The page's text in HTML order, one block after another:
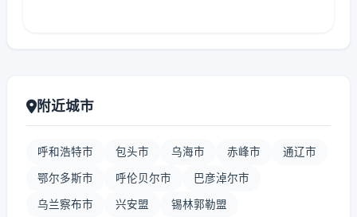
附近城市
呼和浩特市 包头市 乌海市 赤峰市 通辽市
鄂尔多斯市 呼伦贝尔市 巴彦淖尔市
乌兰察布市 兴安盟 锡林郭勒盟